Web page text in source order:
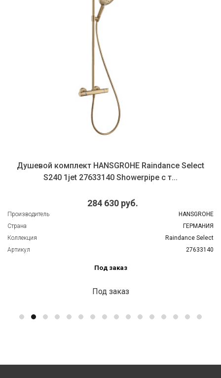
Душевой комплект HANSGROHE Raindance Select
S240 1jet 27633140 Showerpipe с т...
284 630 руб.
Производитель
HANSGROHE
Страна
ГЕРМАНИЯ
Коллекция
Raindance Select
Артикул
27633140
Под заказ
Под заказ